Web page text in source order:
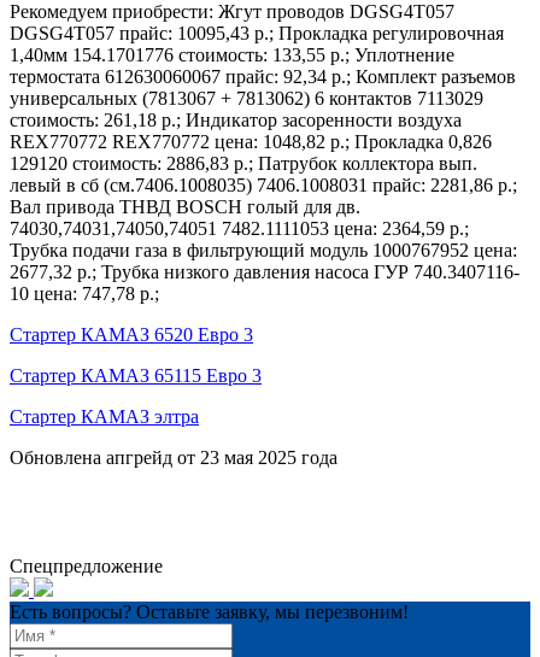
Рекомедуем приобрести: Жгут проводов DGSG4T057
DGSG4T057 прайс: 10095,43 р.; Прокладка регулировочная
1,40мм 154.1701776 стоимость: 133,55 р.; Уплотнение
термостата 612630060067 прайс: 92,34 р.; Комплект разъемов
универсальных (7813067 + 7813062) 6 контактов 7113029
стоимость: 261,18 р.; Индикатор засоренности воздуха
REX770772 REX770772 цена: 1048,82 р.; Прокладка 0,826
129120 стоимость: 2886,83 р.; Патрубок коллектора вып.
левый в сб (см.7406.1008035) 7406.1008031 прайс: 2281,86 р.;
Вал привода ТНВД BOSCH голый для дв.
74030,74031,74050,74051 7482.1111053 цена: 2364,59 р.;
Трубка подачи газа в фильтрующий модуль 1000767952 цена:
2677,32 р.; Трубка низкого давления насоса ГУР 740.3407116-
10 цена: 747,78 р.;
Стартер КАМАЗ 6520 Евро 3
Стартер КАМАЗ 65115 Евро 3
Стартер КАМАЗ элтра
Обновлена апгрейд от 23 мая 2025 года
Спецпредложение
Есть вопросы? Оставьте заявку, мы перезвоним!